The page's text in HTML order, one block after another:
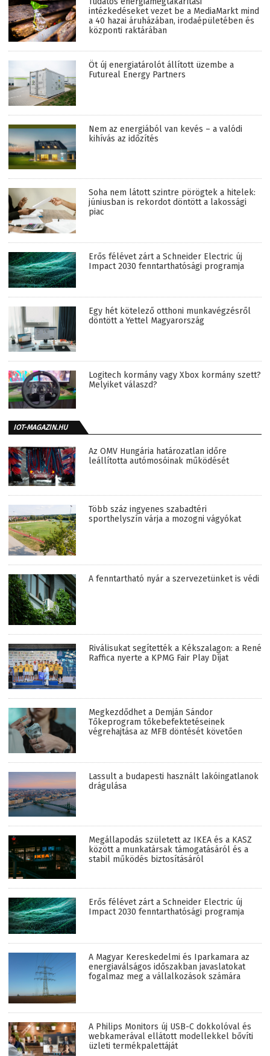
intézkedéseket vezet be a MediaMarkt mind
a 40 hazai áruházában, irodaépületében és
központi raktárában
Öt új energiatárolót állított üzembe a
Futureal Energy Partners
Nem az energiából van kevés – a valódi
kihívás az időzítés
Soha nem látott szintre pörögtek a hitelek:
júniusban is rekordot döntött a lakossági
piac
Erős félévet zárt a Schneider Electric új
Impact 2030 fenntarthatósági programja
Egy hét kötelező otthoni munkavégzésről
döntött a Yettel Magyarország
Logitech kormány vagy Xbox kormány szett?
Melyiket válaszd?
IOT-MAGAZIN.HU
Az OMV Hungária határozatlan időre
leállította autómosóinak működését
Több száz ingyenes szabadtéri
sporthelyszín várja a mozogni vágyókat
A fenntartható nyár a szervezetünket is védi
Riválisukat segítették a Kékszalagon: a René
Raffica nyerte a KPMG Fair Play Díjat
Megkezdődhet a Demján Sándor
Tőkeprogram tőkebefektetéseinek
végrehajtása az MFB döntését követően
Lassult a budapesti használt lakóingatlanok
drágulása
Megállapodás született az IKEA és a KASZ
között a munkatársak támogatásáról és a
stabil működés biztosításáról
Erős félévet zárt a Schneider Electric új
Impact 2030 fenntarthatósági programja
A Magyar Kereskedelmi és Iparkamara az
energiaválságos időszakban javaslatokat
fogalmaz meg a vállalkozások számára
A Philips Monitors új USB-C dokkolóval és
webkamerával ellátott modellekkel bővíti
üzleti termékpalettáját